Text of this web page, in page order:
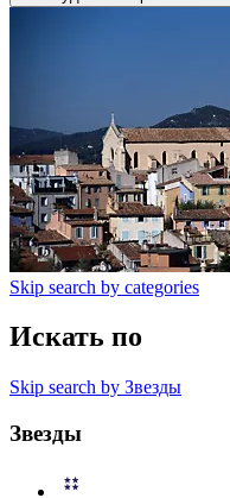
Skip search by categories
Искать по
Skip search by Звезды
Звезды